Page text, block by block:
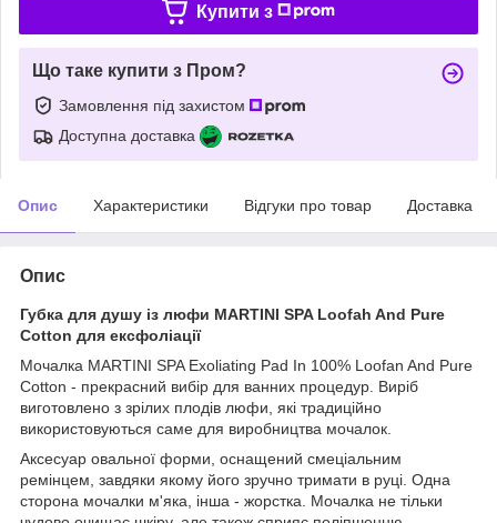
Купити з
Що таке купити з Пром?
Замовлення під захистом
Доступна доставка
Опис Характеристики Відгуки про товар Доставка
Опис
Губка для душу із люфи MARTINI SPA Loofah And Pure
Cotton для ексфоліації
Мочалка MARTINI SPA Exoliating Pad In 100% Loofan And Pure
Cotton - прекрасний вибір для ванних процедур. Виріб
виготовлено з зрілих плодів люфи, які традиційно
використовуються саме для виробництва мочалок.
Аксесуар овальної форми, оснащений смеціальним
ремінцем, завдяки якому його зручно тримати в руці. Одна
сторона мочалки м'яка, інша - жорстка. Мочалка не тільки